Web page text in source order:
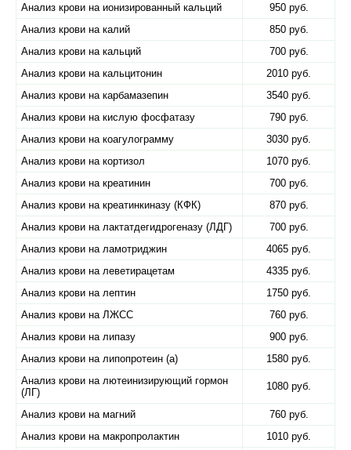
Анализ крови на ионизированный кальций
950 руб.
Анализ крови на калий
850 руб.
Анализ крови на кальций
700 руб.
Анализ крови на кальцитонин
2010 руб.
Анализ крови на карбамазепин
3540 руб.
Анализ крови на кислую фосфатазу
790 руб.
Анализ крови на коагулограмму
3030 руб.
Анализ крови на кортизол
1070 руб.
Анализ крови на креатинин
700 руб.
Анализ крови на креатинкиназу (КФК)
870 руб.
Анализ крови на лактатдегидрогеназу (ЛДГ)
700 руб.
Анализ крови на ламотриджин
4065 руб.
Анализ крови на леветирацетам
4335 руб.
Анализ крови на лептин
1750 руб.
Анализ крови на ЛЖСС
760 руб.
Анализ крови на липазу
900 руб.
Анализ крови на липопротеин (а)
1580 руб.
Анализ крови на лютеинизирующий гормон
(ЛГ)
1080 руб.
Анализ крови на магний
760 руб.
Анализ крови на макропролактин
1010 руб.